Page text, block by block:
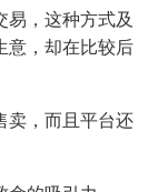
，这种方式及
意，却在比较后
，而且平台还